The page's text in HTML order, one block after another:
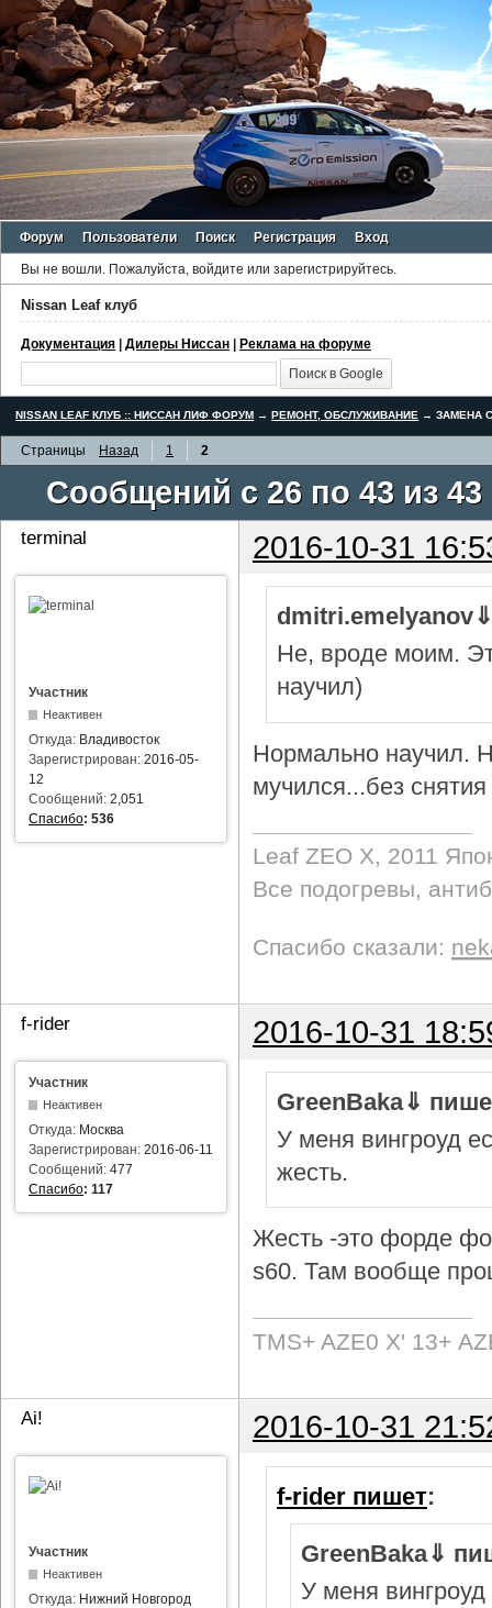
Форум Пользователи Поиск Регистрация Вход
Вы не вошли. Пожалуйста, войдите или зарегистрируйтесь.
Nissan Leaf клуб
Документация | Дилеры Ниссан | Реклама на форуме
NISSAN LEAF КЛУБ :: НИССАН ЛИФ ФОРУМ → РЕМОНТ, ОБСЛУЖИВАНИЕ →ЗАМЕНА
Страницы Назад 1 2
Сообщений с 26 по 43 из 43
terminal 2016-10-31
Участник
Неактивен
Откуда: Владивосток
Зарегистрирован: 2016-05-
12
Сообщений: 2,051
Спасибо: 536
Не, вроде моим.
научил)
Нормально научил.
мучился...без снятия
Leaf ZEO Х, 2011
Все подогревы,
Спасибо сказали:
f-rider 2016-10-31
Участник
Неактивен
Откуда: Москва
Зарегистрирован: 2016-06-11
Сообщений: 477
Спасибо: 117
GreenBaka⇓
У меня вингроуд
жесть.
Жесть -это форде
s60. Там вообще
TMS+ AZE0 Х' 13+
Ai! 2016-10-31
Участник
Неактивен
Откуда: Нижний Новгород
f-rider пишет:
GreenBaka⇓
У меня вингроуд